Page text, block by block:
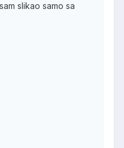
slikao samo sa